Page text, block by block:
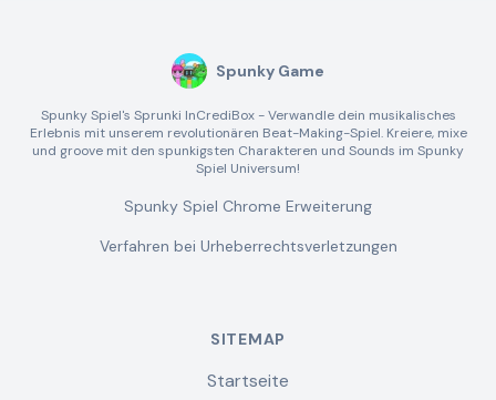
Spunky Game
Spunky Spiel's Sprunki InCrediBox - Verwandle dein musikalisches
Erlebnis mit unserem revolutionären Beat-Making-Spiel. Kreiere, mixe
und groove mit den spunkigsten Charakteren und Sounds im Spunky
Spiel Universum!
Spunky Spiel Chrome Erweiterung
Verfahren bei Urheberrechtsverletzungen
SITEMAP
Startseite